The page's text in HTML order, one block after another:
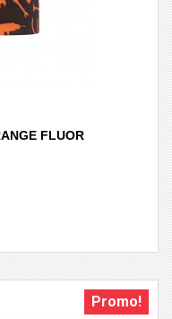
FLUOR
Promo!